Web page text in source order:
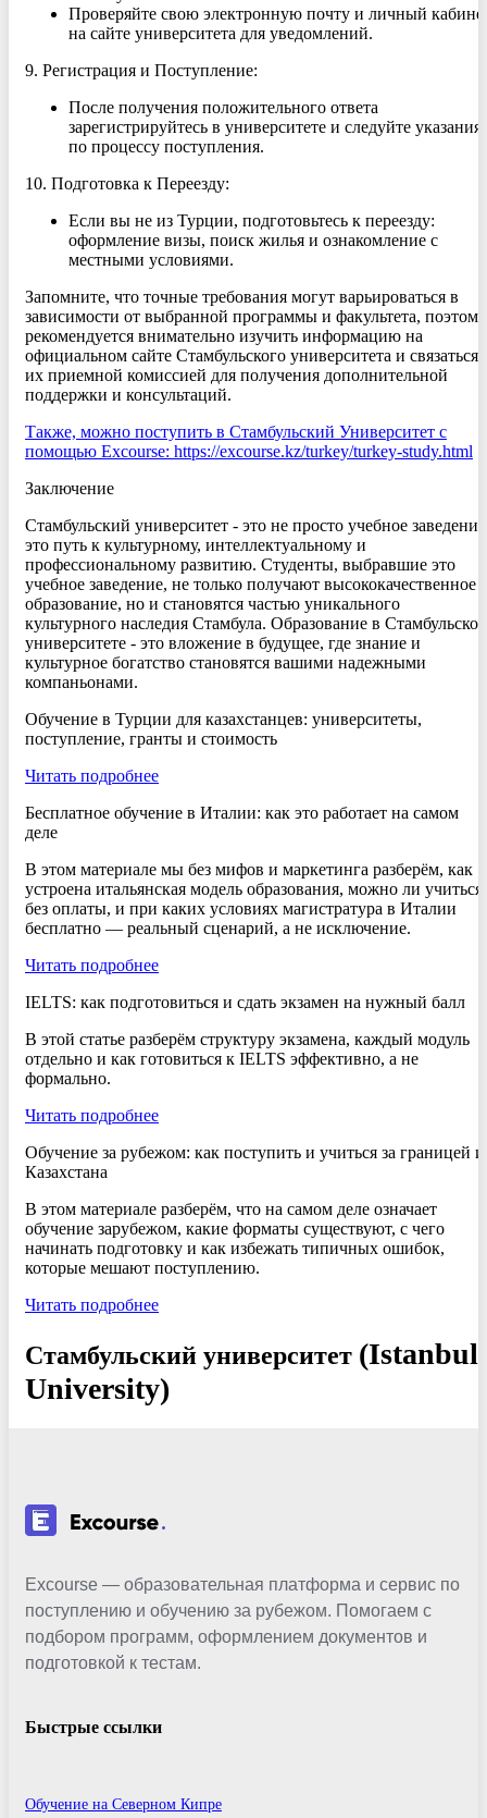
Проверяйте свою электронную почту и личный
на сайте университета для уведомлений.
9. Регистрация и Поступление:
После получения положительного ответа
зарегистрируйтесь в университете и следуйте
по процессу поступления.
10. Подготовка к Переезду:
Если вы не из Турции, подготовьтесь к переезду:
оформление визы, поиск жилья и ознакомление с
местными условиями.
Запомните, что точные требования могут варьироваться в
зависимости от выбранной программы и факультета, поэтому
рекомендуется внимательно изучить информацию на
официальном сайте Стамбульского университета и связаться
их приемной комиссией для получения дополнительной
поддержки и консультаций.
Также, можно поступить в Стамбульский Университет с
помощью Excourse: https://excourse.kz/turkey/turkey-study.html
Заключение
Стамбульский университет - это не просто учебное
это путь к культурному, интеллектуальному и
профессиональному развитию. Студенты, выбравшие это
учебное заведение, не только получают высококачественное
образование, но и становятся частью уникального
культурного наследия Стамбула. Образование в
университете - это вложение в будущее, где знание и
культурное богатство становятся вашими надежными
компаньонами.
Обучение в Турции для казахстанцев: университеты,
поступление, гранты и стоимость
Читать подробнее
Бесплатное обучение в Италии: как это работает на самом
деле
В этом материале мы без мифов и маркетинга разберём, как
устроена итальянская модель образования, можно ли учиться
без оплаты, и при каких условиях магистратура в Италии
бесплатно — реальный сценарий, а не исключение.
Читать подробнее
IELTS: как подготовиться и сдать экзамен на нужный балл
В этой статье разберём структуру экзамена, каждый модуль
отдельно и как готовиться к IELTS эффективно, а не
формально.
Читать подробнее
Обучение за рубежом: как поступить и учиться за границей
Казахстана
В этом материале разберём, что на самом деле означает
обучение зарубежом, какие форматы существуют, с чего
начинать подготовку и как избежать типичных ошибок,
которые мешают поступлению.
Читать подробнее
Стамбульский университет (Istanbul
University)
Excourse — образовательная платформа и сервис по
поступлению и обучению за рубежом. Помогаем с
подбором программ, оформлением документов и
подготовкой к тестам.
Быстрые ссылки
Обучение на Северном Кипре